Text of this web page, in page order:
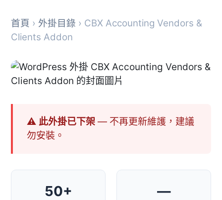
首頁 › 外掛目錄 › CBX Accounting Vendors &
Clients Addon
⚠ 此外掛已下架— 不再更新維護，建議
勿安裝。
50+ —